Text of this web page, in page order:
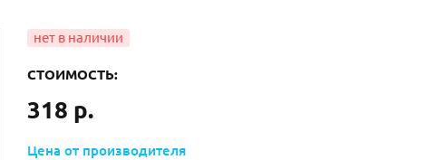
СТОИМОСТЬ:
318 р.
Цена от производителя